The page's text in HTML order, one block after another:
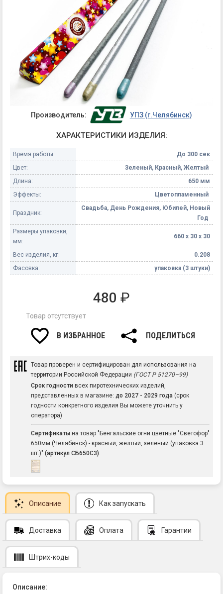
Производитель: УПЗ (г.Челябинск)
ХАРАКТЕРИСТИКИ ИЗДЕЛИЯ:
Время работы:
До 300 сек
Цвет:
Зеленый, Красный, Желтый
Длина:
650 мм
Эффекты:
Цветопламенный
Праздник:
Свадьба, День Рождения, Юбилей, Новый
Год
Размеры упаковки,
мм:
660 х 30 х 30
Вес изделия, кг:
0.208
Фасовка:
упаковка (3 штуки)
480 ₽
Товар отсутствует
В ИЗБРАННОЕ ПОДЕЛИТЬСЯ
Товар проверен и сертифицирован для использования на
территории Российской Федерации (ГОСТ Р 51270–99)
Срок годности всех пиротехнических изделий,
представленных в магазине: до 2027 - 2029 года (срок
годности конкретного изделия Вы можете уточнить у
оператора)
Сертификаты на товар "Бенгальские огни цветные "Светофор"
650мм (Челябинск) - красный, желтый, зеленый (упаковка 3
шт.)" (артикул СБ650С3):
Описание Как запускать
Доставка Оплата Гарантии
Штрих-коды
Описание: